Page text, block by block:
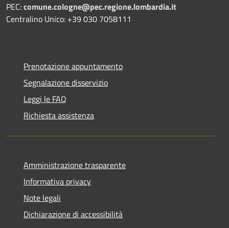
PEC:comune.cologne@pec.regione.lombardia.it
Centralino Unico: +39 030 7058111
Prenotazione appuntamento
Segnalazione disservizio
Leggi le FAQ
Richiesta assistenza
Amministrazione trasparente
Informativa privacy
Note legali
Dichiarazione di accessibilità